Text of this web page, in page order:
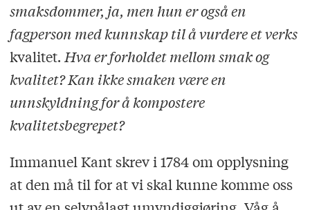
smaksdommer, ja, men hun er også en
fagperson med kunnskap til å vurdere et verks
kvalitet. Hva er forholdet mellom smak og
kvalitet? Kan ikke smaken være en
unnskyldning for å kompostere
kvalitetsbegrepet?
Immanuel Kant skrev i 1784 om opplysning
at den må til for at vi skal kunne komme oss